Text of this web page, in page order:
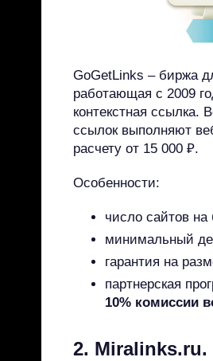
GoGetLinks – биржа
работающая с 2009
контекстная ссылка.
ссылок выполняют
расчету от 15 000 ₽.
Особенности:
число сайтов
минимальный
гарантия на
партнерская
10% комиссии
2. Miralinks.ru.